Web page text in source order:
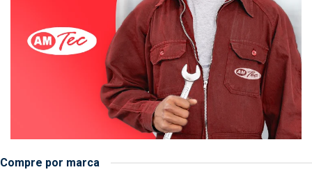
Compre por marca